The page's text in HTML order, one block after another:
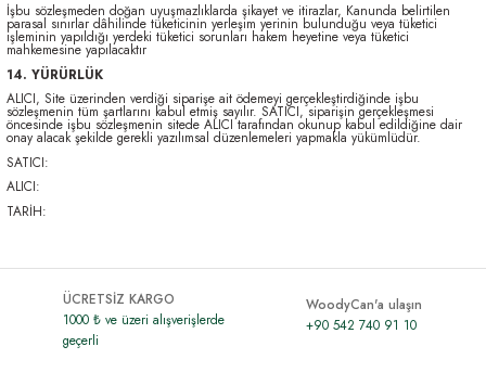
İşbu sözleşmeden doğan uyuşmazlıklarda şikayet ve itirazlar, Kanunda belirtilen
parasal sınırlar dâhilinde tüketicinin yerleşim yerinin bulunduğu veya tüketici
işleminin yapıldığı yerdeki tüketici sorunları hakem heyetine veya tüketici
mahkemesine yapılacaktır
14. YÜRÜRLÜK
ALICI, Site üzerinden verdiği siparişe ait ödemeyi gerçekleştirdiğinde işbu
sözleşmenin tüm şartlarını kabul etmiş sayılır. SATICI, siparişin gerçekleşmesi
öncesinde işbu sözleşmenin sitede ALICI tarafından okunup kabul edildiğine dair
onay alacak şekilde gerekli yazılımsal düzenlemeleri yapmakla yükümlüdür.
SATICI:
ALICI:
TARİH:
ÜCRETSİZ KARGO
1000 ₺ ve üzeri alışverişlerde
geçerli
WoodyCan'a ulaşın
+90 542 740 91 10